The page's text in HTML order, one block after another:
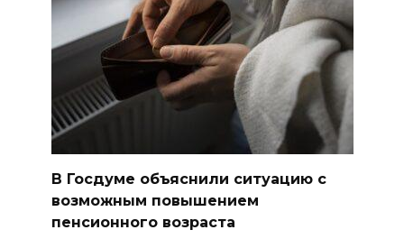
В Госдуме объяснили ситуацию с
возможным повышением
пенсионного возраста